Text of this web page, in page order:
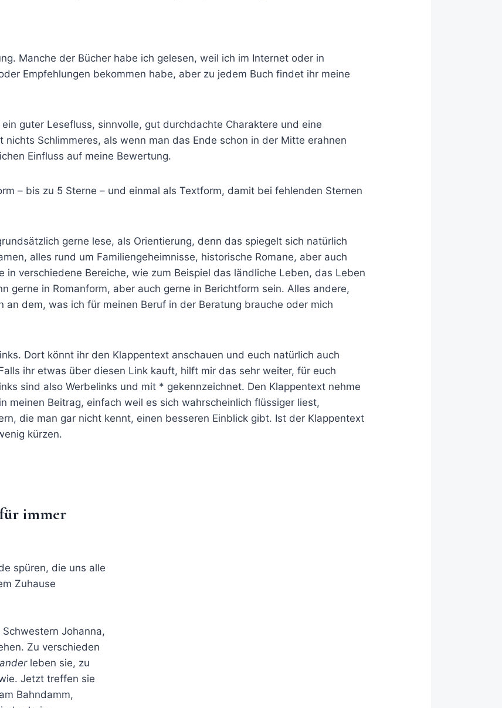
Manche der Bücher habe ich gelesen, weil ich im Internet oder in
Empfehlungen bekommen habe, aber zu jedem Buch findet ihr meine
guter Lesefluss, sinnvolle, gut durchdachte Charaktere und eine
Schlimmeres, als wenn man das Ende schon in der Mitte erahnen
Einfluss auf meine Bewertung.
– bis zu 5 Sterne – und einmal als Textform, damit bei fehlenden Sternen
gerne lese, als Orientierung, denn das spiegelt sich natürlich
alles rund um Familiengeheimnisse, historische Romane, aber auch
in verschiedene Bereiche, wie zum Beispiel das ländliche Leben, das Leben
gerne in Romanform, aber auch gerne in Berichtform sein. Alles andere,
an dem, was ich für meinen Beruf in der Beratung brauche oder mich
Dort könnt ihr den Klappentext anschauen und euch natürlich auch
ihr etwas über diesen Link kauft, hilft mir das sehr weiter, für euch
sind also Werbelinks und mit * gekennzeichnet. Den Klappentext nehme
meinen Beitrag, einfach weil es sich wahrscheinlich flüssiger liest,
die man gar nicht kennt, einen besseren Einblick gibt. Ist der Klappentext
kürzen.
immer
spüren, die uns alle
Zuhause
Johanna,
Zu verschieden
leben sie, zu
Jetzt treffen sie
Bahndamm,